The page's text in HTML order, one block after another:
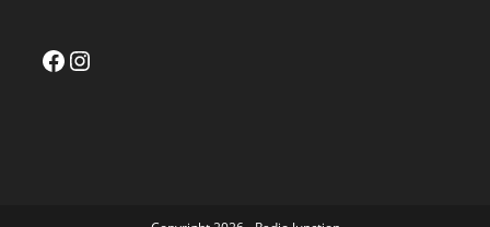
FacebookInstagram